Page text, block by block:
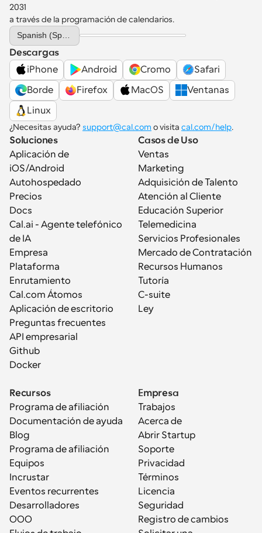
2031
a través de la programación de calendarios.
Select Language
Spanish (Spain)
Descargas
iPhone
Android Cromo
Safari
Borde
Firefox MacOS
Ventanas
Linux
¿Necesitas ayuda? support@cal.com o visita cal.com/help.
Soluciones
Aplicación de
iOS/Android
Autohospedado
Precios
Docs
Cal.ai - Agente telefónico
de IA
Empresa
Plataforma
Enrutamiento
Cal.com Átomos
Aplicación de escritorio
Preguntas frecuentes
API empresarial
Github
Docker
Casos de Uso
Ventas
Marketing
Adquisición de Talento
Atención al Cliente
Educación Superior
Telemedicina
Servicios Profesionales
Mercado de Contratación
Recursos Humanos
Tutoría
C-suite
Ley
Recursos
Programa de afiliación
Documentación de ayuda
Blog
Programa de afiliación
Equipos
Incrustar
Eventos recurrentes
Desarrolladores
OOO
Empresa
Trabajos
Acerca de
Abrir Startup
Soporte
Privacidad
Términos
Licencia
Seguridad
Registro de cambios